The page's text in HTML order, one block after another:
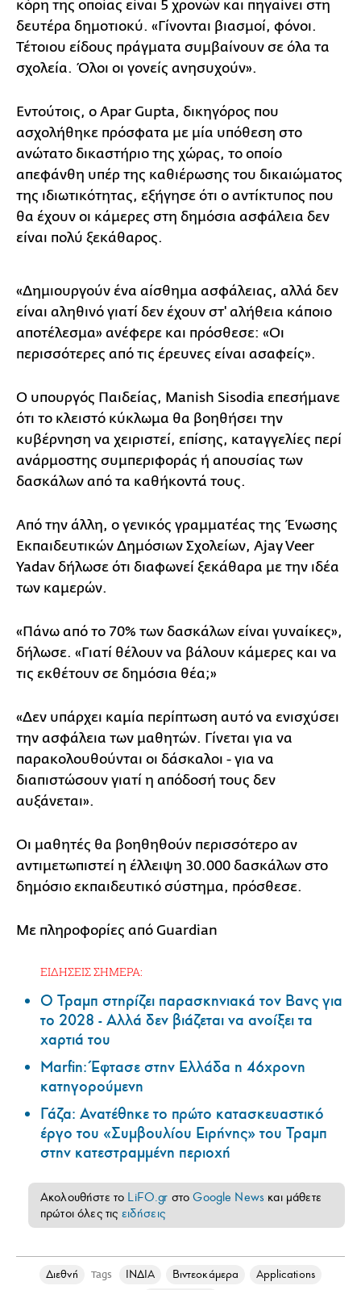
κόρη της οποίας είναι 5 χρονών και πηγαίνει στη
δευτέρα δημοτιοκύ. «Γίνονται βιασμοί, φόνοι.
Τέτοιου είδους πράγματα συμβαίνουν σε όλα τα
σχολεία. Όλοι οι γονείς ανησυχούν».
Εντούτοις, ο Apar Gupta, δικηγόρος που
ασχολήθηκε πρόσφατα με μία υπόθεση στο
ανώτατο δικαστήριο της χώρας, το οποίο
απεφάνθη υπέρ της καθιέρωσης του δικαιώματος
της ιδιωτικότητας, εξήγησε ότι ο αντίκτυπος που
θα έχουν οι κάμερες στη δημόσια ασφάλεια δεν
είναι πολύ ξεκάθαρος.
«Δημιουργούν ένα αίσθημα ασφάλειας, αλλά δεν
είναι αληθινό γιατί δεν έχουν στ' αλήθεια κάποιο
αποτέλεσμα» ανέφερε και πρόσθεσε: «Οι
περισσότερες από τις έρευνες είναι ασαφείς».
Ο υπουργός Παιδείας, Manish Sisodia επεσήμανε
ότι το κλειστό κύκλωμα θα βοηθήσει την
κυβέρνηση να χειριστεί, επίσης, καταγγελίες περί
ανάρμοστης συμπεριφοράς ή απουσίας των
δασκάλων από τα καθήκοντά τους.
Από την άλλη, ο γενικός γραμματέας της Ένωσης
Εκπαιδευτικών Δημόσιων Σχολείων, Ajay Veer
Yadav δήλωσε ότι διαφωνεί ξεκάθαρα με την ιδέα
των καμερών.
«Πάνω από το 70% των δασκάλων είναι γυναίκες»,
δήλωσε. «Γιατί θέλουν να βάλουν κάμερες και να
τις εκθέτουν σε δημόσια θέα;»
«Δεν υπάρχει καμία περίπτωση αυτό να ενισχύσει
την ασφάλεια των μαθητών. Γίνεται για να
παρακολουθούνται οι δάσκαλοι - για να
διαπιστώσουν γιατί η απόδοσή τους δεν
αυξάνεται».
Οι μαθητές θα βοηθηθούν περισσότερο αν
αντιμετωπιστεί η έλλειψη 30.000 δασκάλων στο
δημόσιο εκπαιδευτικό σύστημα, πρόσθεσε.
Με πληροφορίες από Guardian
ΕΙΔΗΣΕΙΣ ΣΗΜΕΡΑ:
Ο Τραμπ στηρίζει παρασκηνιακά τον Βανς για
το 2028 - Αλλά δεν βιάζεται να ανοίξει τα
χαρτιά του
Marfin: Έφτασε στην Ελλάδα η 46χρονη
κατηγορούμενη
Γάζα: Ανατέθηκε το πρώτο κατασκευαστικό
έργο του «Συμβουλίου Ειρήνης» του Τραμπ
στην κατεστραμμένη περιοχή
Ακολουθήστε το LiFO.gr στοGoogle News και μάθετε
πρώτοι όλες τις ειδήσεις
Διεθνή Tags ΙΝΔΙΑ Βιντεοκάμερα
Applications